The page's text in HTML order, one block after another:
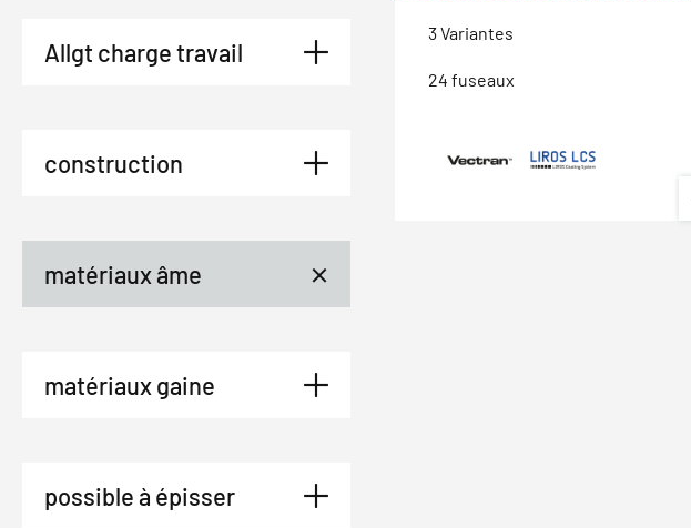
Allgt charge travail
construction
matériaux âme
matériaux gaine
possible à épisser
3 Variantes
24 fuseaux